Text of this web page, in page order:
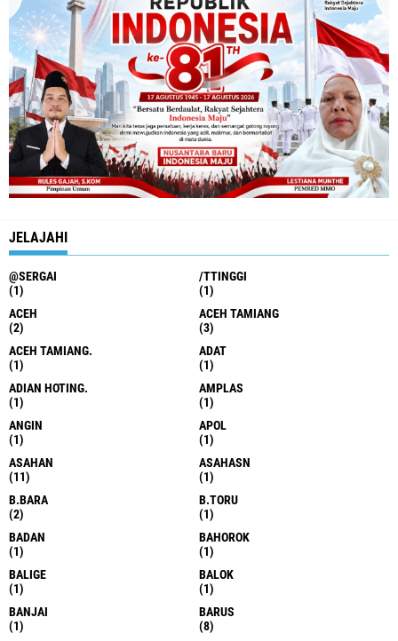
JELAJAHI
@SERGAI
(1)
/TTINGGI
(1)
ACEH
(2)
ACEH TAMIANG
(3)
ACEH TAMIANG.
(1)
ADAT
(1)
ADIAN HOTING.
(1)
AMPLAS
(1)
ANGIN
(1)
APOL
(1)
ASAHAN
(11)
ASAHASN
(1)
B.BARA
(2)
B.TORU
(1)
BADAN
(1)
BAHOROK
(1)
BALIGE
(1)
BALOK
(1)
BANJAI
(1)
BARUS
(8)